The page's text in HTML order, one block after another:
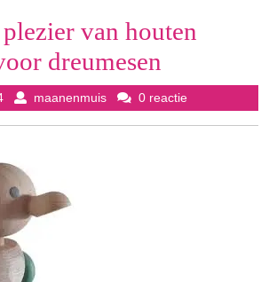
van houten
dreumesen
08
februari
maanenmuismaanenmuis
0 reactie